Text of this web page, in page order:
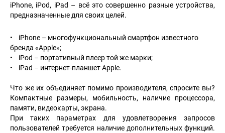
iPhone, iPod, iPad – всё это совершенно разные устройства,
предназначенные для своих целей.
• iPhone – многофункциональный смартфон известного
бренда «Apple»;
• iPod – портативный плеер той же марки;
• iPad – интернет-планшет Apple.
Что же их объединяет помимо производителя, спросите вы?
Компактные размеры, мобильность, наличие процессора,
памяти, видеокарты, экрана.
При таких параметрах для удовлетворения запросов
пользователей требуется наличие дополнительных функций.